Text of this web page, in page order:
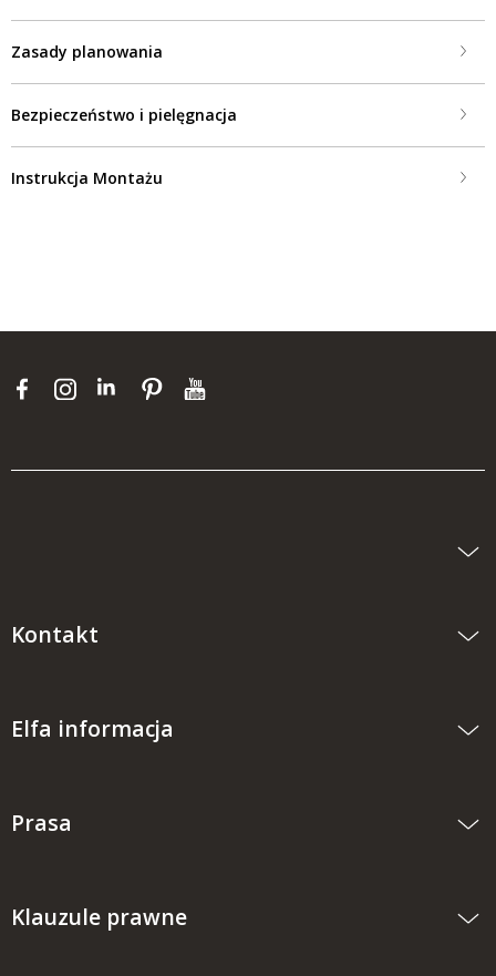
Zasady planowania
Bezpieczeństwo i pielęgnacja
Instrukcja Montażu
Kontakt
Elfa informacja
Prasa
Klauzule prawne